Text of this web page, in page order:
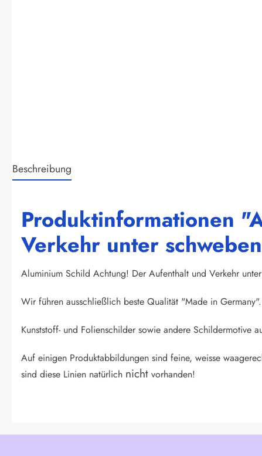
Beschreibung
Produktinformationen
Verkehr unter
Aluminium Schild Achtung! Der Aufenthalt und Verkehr
Wir führen ausschließlich beste Qualität "Made in
Kunststoff- und Folienschilder sowie andere Schildermotive
Auf einigen Produktabbildungen sind feine, weisse
sind diese Linien natürlich nicht vorhanden!